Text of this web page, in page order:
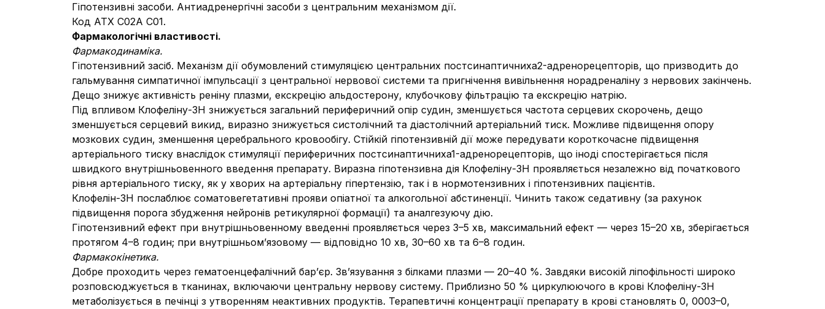
Гіпотензивні засоби. Антиадренергічні засоби з центральним механізмом дії.
Код АТХ С02А С01.
Фармакологічні властивості.
Фармакодинаміка.
Гіпотензивний засіб. Механізм дії обумовлений стимуляцією центральних постсинаптичнихa2-адренорецепторів, що призводить до
гальмування симпатичної імпульсації з центральної нервової системи та пригнічення вивільнення норадреналіну з нервових закінчень.
Дещо знижує активність реніну плазми, екскрецію альдостерону, клубочкову фільтрацію та екскрецію натрію.
Під впливом Клофеліну-ЗН знижується загальний периферичний опір судин, зменшується частота серцевих скорочень, дещо
зменшується серцевий викид, виразно знижується систолічний та діастолічний артеріальний тиск. Можливе підвищення опору
мозкових судин, зменшення церебрального кровообігу. Стійкій гіпотензивній дії може передувати короткочасне підвищення
артеріального тиску внаслідок стимуляції периферичних постсинаптичнихa1-адренорецепторів, що іноді спостерігається після
швидкого внутрішньовенного введення препарату. Виразна гіпотензивна дія Клофеліну-ЗН проявляється незалежно від початкового
рівня артеріального тиску, як у хворих на артеріальну гіпертензію, так і в нормотензивних і гіпотензивних пацієнтів.
Клофелін-ЗН послаблює соматовегетативні прояви опіатної та алкогольної абстиненції. Чинить також седативну (за рахунок
підвищення порога збудження нейронів ретикулярної формації) та аналгезуючу дію.
Гіпотензивний ефект при внутрішньовенному введенні проявляється через 3–5 хв, максимальний ефект — через 15–20 хв, зберігається
протягом 4–8 годин; при внутрішньом’язовому — відповідно 10 хв, 30–60 хв та 6–8 годин.
Фармакокінетика.
Добре проходить через гематоенцефалічний бар’єр. Зв’язування з білками плазми — 20–40 %. Завдяки високій ліпофільності широко
розповсюджується в тканинах, включаючи центральну нервову систему. Приблизно 50 % циркулюючого в крові Клофеліну-ЗН
метаболізується в печінці з утворенням неактивних продуктів. Терапевтичні концентрації препарату в крові становлять 0, 0003–0,